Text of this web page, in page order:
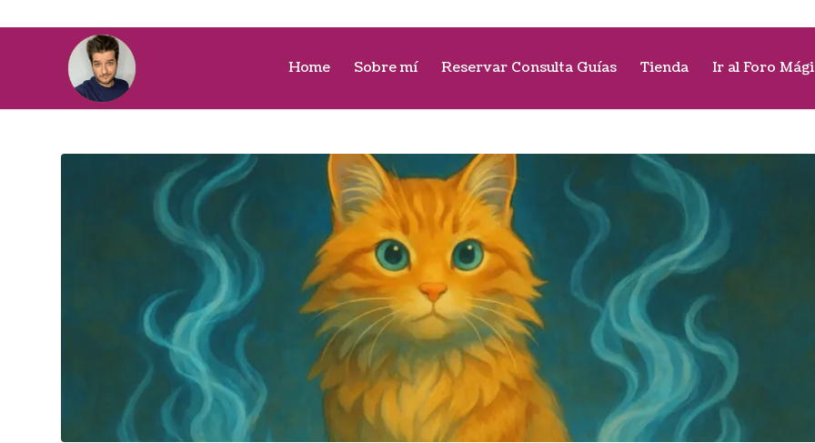
Home Sobre mí Reservar Consulta Guías Tienda Ir al Foro